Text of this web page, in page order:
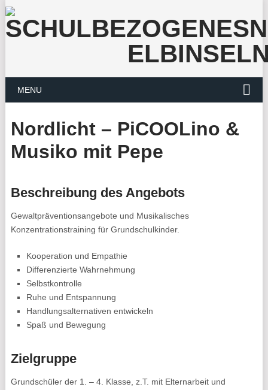
MENU
Nordlicht – PiCOOLino &
Musiko mit Pepe
Beschreibung des Angebots
Gewaltpräventionsangebote und Musikalisches
Konzentrationstraining für Grundschulkinder.
Kooperation und Empathie
Differenzierte Wahrnehmung
Selbstkontrolle
Ruhe und Entspannung
Handlungsalternativen entwickeln
Spaß und Bewegung
Zielgruppe
Grundschüler der 1. – 4. Klasse, z.T. mit Elternarbeit und